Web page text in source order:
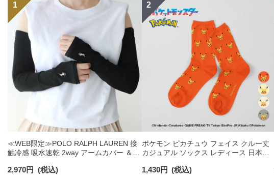
≪WEB限定≫POLO RALPH LAUREN 接
触冷感 吸水速乾 2way アームカバー ＆
2,970円 (税込)
ポケモン ピカチュウ フェイス クルー丈
カジュアル ソックス レディース 日本製
1,430円 (税込)